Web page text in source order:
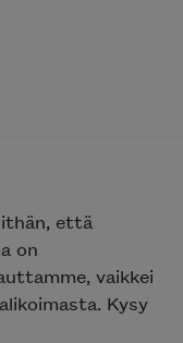
että
on
vaikkei
Kysy